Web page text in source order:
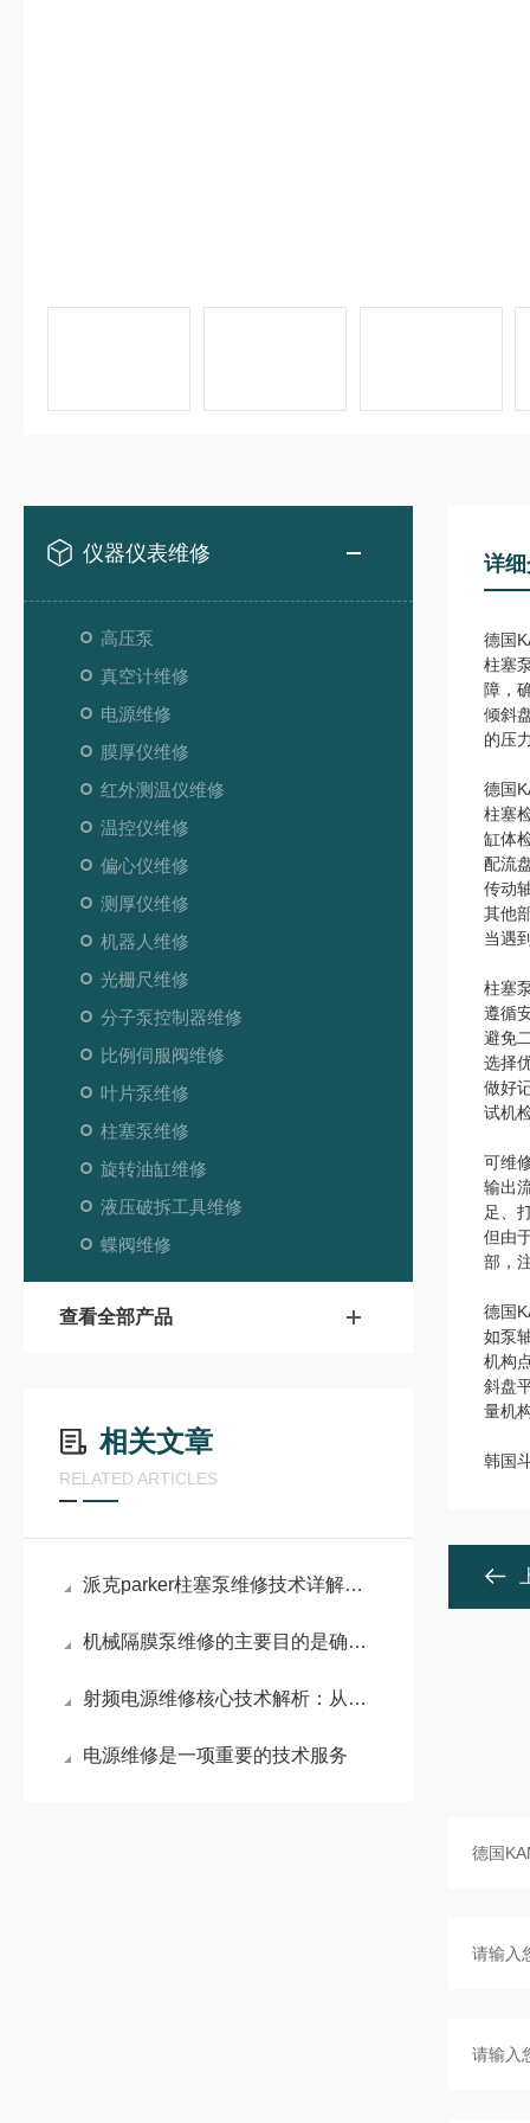
仪器仪表维修
高压泵
真空计维修
电源维修
膜厚仪维修
红外测温仪维修
温控仪维修
偏心仪维修
测厚仪维修
机器人维修
光栅尺维修
分子泵控制器维修
比例伺服阀维修
叶片泵维修
柱塞泵维修
旋转油缸维修
液压破拆工具维修
蝶阀维修
查看全部产品
相关文章
RELATED ARTICLES
派克parker柱塞泵维修技术详解：常见故障诊断与维护策略
机械隔膜泵维修的主要目的是确保泵的正常运行和延长其使用寿命
射频电源维修核心技术解析：从电弧防护到精准阻抗匹配
电源维修是一项重要的技术服务
详
德国
柱塞
障，
倾斜
的压
德国
柱塞
缸体
配流
传动
其他
当遇
柱塞
遵循
避免
选择
做好
试机
可维
输出
足、
但由
部，
德国
如泵
机构
斜盘
量机
韩国